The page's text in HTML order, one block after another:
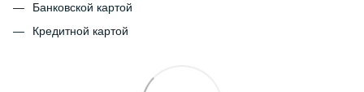
Банковской картой
Кредитной картой